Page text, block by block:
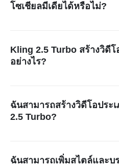
โซเชียลมีเดียได้หรือไม่?
Instagram, TikTok และ YouTube
Kling 2.5 Turbo สร้างวิดี
อย่างไร?
อาชีพจากคำอธิบายของคุณ
ฉันสามารถสร้างวิดีโอประ
2.5 Turbo?
Turbo
ฉันสามารถเพิ่มสไตล์และบ